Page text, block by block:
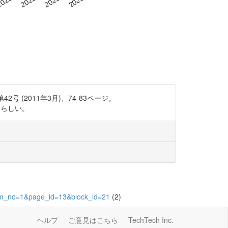
号 (2011年3月)、74-83ページ。
しい。
(2)
ヘルプ ご意見はこちら TechTech Inc.